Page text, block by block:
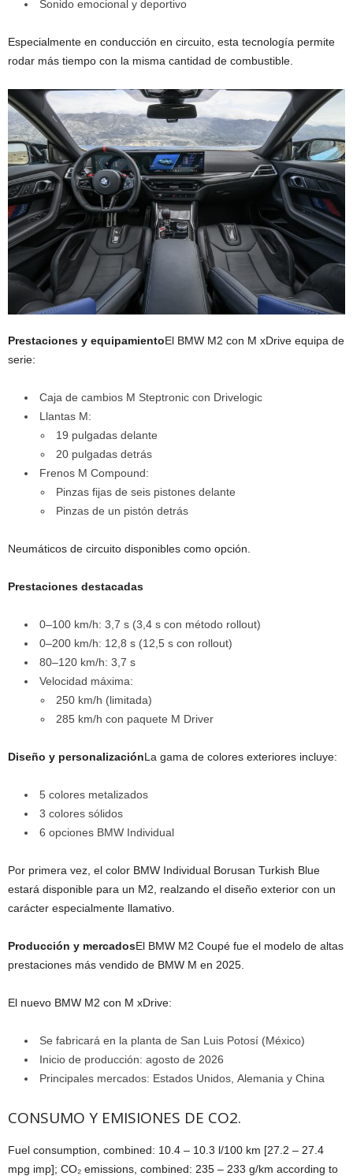
Sonido emocional y deportivo
Especialmente en conducción en circuito, esta tecnología permite
rodar más tiempo con la misma cantidad de combustible.
Prestaciones y equipamientoEl BMW M2 con M xDrive equipa de
serie:
Caja de cambios M Steptronic con Drivelogic
Llantas M:
19 pulgadas delante
20 pulgadas detrás
Frenos M Compound:
Pinzas fijas de seis pistones delante
Pinzas de un pistón detrás
Neumáticos de circuito disponibles como opción.
Prestaciones destacadas
0–100 km/h: 3,7 s (3,4 s con método rollout)
0–200 km/h: 12,8 s (12,5 s con rollout)
80–120 km/h: 3,7 s
Velocidad máxima:
250 km/h (limitada)
285 km/h con paquete M Driver
Diseño y personalizaciónLa gama de colores exteriores incluye:
5 colores metalizados
3 colores sólidos
6 opciones BMW Individual
Por primera vez, el color BMW Individual Borusan Turkish Blue
estará disponible para un M2, realzando el diseño exterior con un
carácter especialmente llamativo.
Producción y mercadosEl BMW M2 Coupé fue el modelo de altas
prestaciones más vendido de BMW M en 2025.
El nuevo BMW M2 con M xDrive:
Se fabricará en la planta de San Luis Potosí (México)
Inicio de producción: agosto de 2026
Principales mercados: Estados Unidos, Alemania y China
CONSUMO Y EMISIONES DE CO2.
Fuel consumption, combined: 10.4 – 10.3 l/100 km [27.2 – 27.4
mpg imp]; CO₂ emissions, combined: 235 – 233 g/km according to